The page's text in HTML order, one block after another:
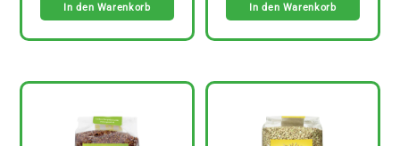
In den Warenkorb In den Warenkorb